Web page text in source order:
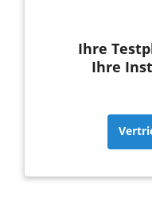
Ihre
Ihre